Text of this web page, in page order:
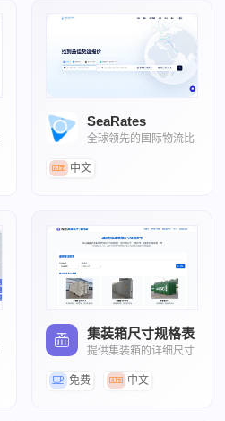
SeaRates
全球领先的国际物流比
中文
集装箱尺寸规格表
提供集装箱的详细尺寸
免费
中文